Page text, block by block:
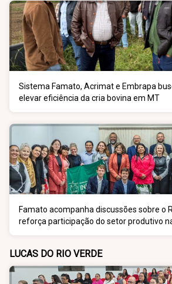
Sistema Famato, Acrimat e Embrapa
elevar eficiência da cria bovina em MT
Famato acompanha discussões sobre o
reforça participação do setor produtivo
LUCAS DO RIO VERDE